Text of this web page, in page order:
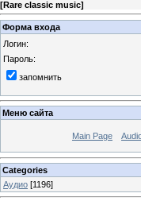
[Rare classic music]
Форма входа
Логин:
Пароль:
запомнить
Меню сайта
Main Page
Categories
Аудио [1196]